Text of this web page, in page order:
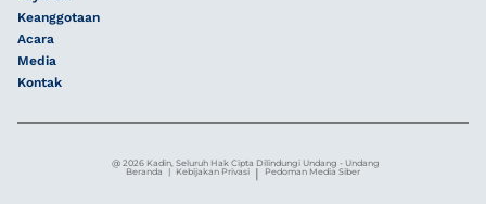
Keanggotaan
Acara
Media
Kontak
@ 2026 Kadin, Seluruh Hak Cipta Dilindungi Undang - Undang
Beranda
| Kebijakan Privasi | Pedoman Media Siber